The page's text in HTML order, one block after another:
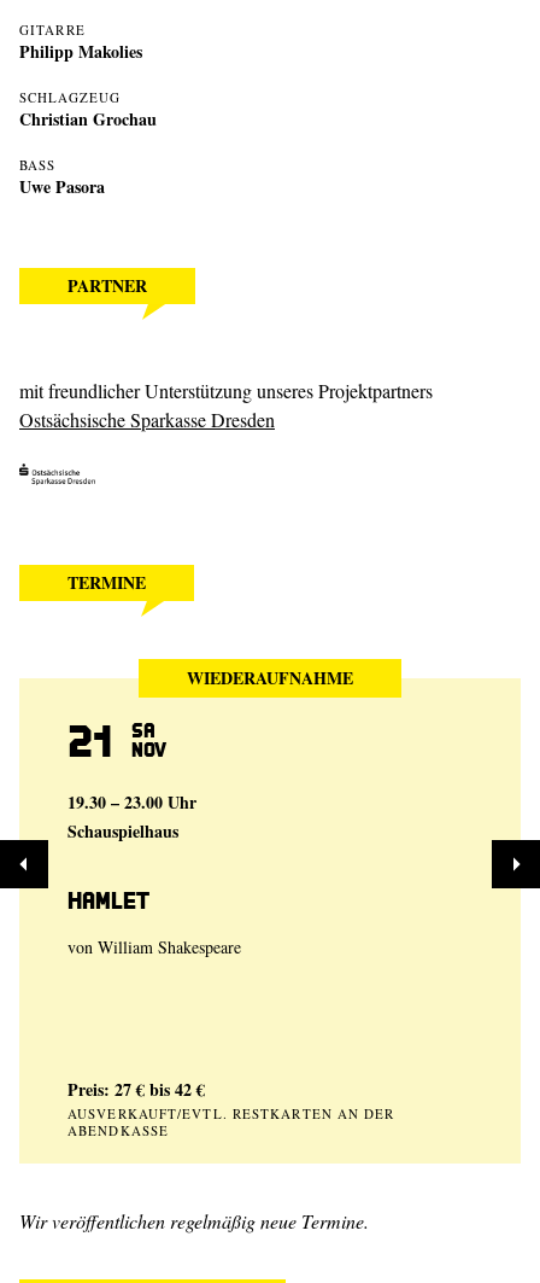
GITARRE
Philipp Makolies
SCHLAGZEUG
Christian Grochau
BASS
Uwe Pasora
PARTNER
mit freundlicher Unterstützung unseres Projektpartners
Ostsächsische Sparkasse Dresden
TERMINE
WIEDERAUFNAHME
21 Sa
Nov
19.30 – 23.00 Uhr
Schauspielhaus
Hamlet
von William Shakespeare
Preis: 27 € bis 42 €
AUSVERKAUFT/EVTL. RESTKARTEN AN DER
ABENDKASSE
Wir veröffentlichen regelmäßig neue Termine.